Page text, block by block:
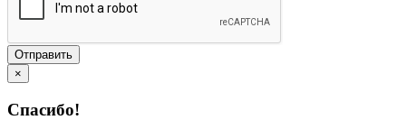
Отправить
×
Спасибо!